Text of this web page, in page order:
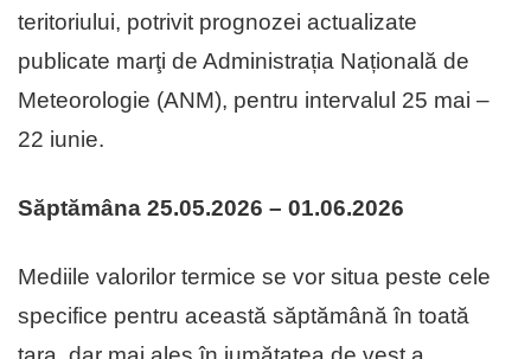
teritoriului, potrivit prognozei actualizate
publicate marţi de Administrația Națională de
Meteorologie (ANM), pentru intervalul 25 mai –
22 iunie.
Săptămâna 25.05.2026 – 01.06.2026
Mediile valorilor termice se vor situa peste cele
specifice pentru această săptămână în toată